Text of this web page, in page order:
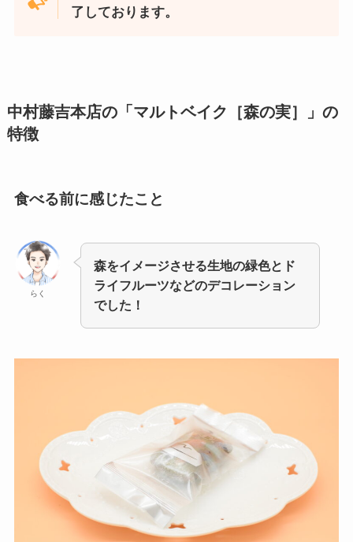
了しております。
中村藤吉本店の「マルトベイク［森の実］」 の
特徴
食べる前に感じたこと
らく
森をイメージさせる生地の緑色とド
ライフルーツなどのデコレーション
でした！